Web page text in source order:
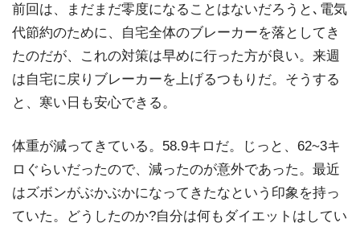
前回は、まだまだ零度になることはないだろうと､電気
代節約のために、自宅全体のブレーカーを落としてき
たのだが、これの対策は早めに行った方が良い。来週
は自宅に戻りブレーカーを上げるつもりだ。そうする
と、寒い日も安心できる。
体重が減ってきている。58.9キロだ。じっと、62~3キ
ロぐらいだったので、減ったのが意外であった。最近
はズボンがぶかぶかになってきたなという印象を持っ
ていた。どうしたのか?自分は何もダイエットはしてい